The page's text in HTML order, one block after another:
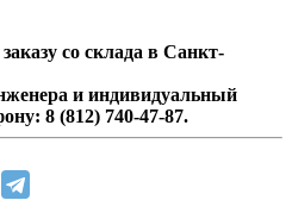
со склада в Санкт-
и индивидуальный
8 (812) 740-47-87.